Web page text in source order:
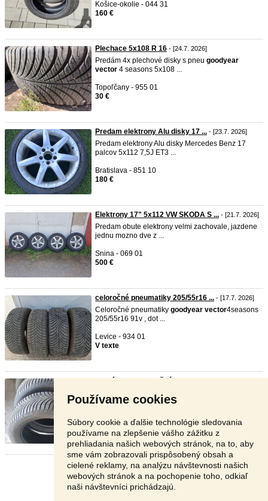
Používame cookies
Súbory cookie a ďalšie technológie sledovania
používame na zlepšenie vášho zážitku z
prehliadania našich webových stránok, na to, aby
sme vám zobrazovali prispôsobený obsah a
cielené reklamy, na analýzu návštevnosti našich
webových stránok a na pochopenie toho, odkiaľ
naši návštevníci prichádzajú.
Košice-okolie - 044 31
160 €
Plechace 5x108 R 16 - [24.7. 2026]
Predám 4x plechové disky s pneu goodyear
vector 4 seasons 5x108 ...
Topoľčany - 955 01
30 €
Predam elektrony Alu disky 17 ... - [23.7. 2026]
Predam elektrony Alu disky Mercedes Benz 17
palcov 5x112 7,5J ET3 ...
Bratislava - 851 10
180 €
Elektrony 17" 5x112 VW SKODA S ... - [21.7. 2026]
Predam obute elektrony velmi zachovale, jazdene
jednu mozno dve z ...
Snina - 069 01
500 €
celoročné pneumatiky 205/55r16 ... - [17.7. 2026]
Celoročné pneumatiky goodyear vector4seasons
205/55r16 91v , dot ...
Levice - 934 01
V texte
Predám 4ks.celoročné pneumatiky
vector4seasons v rozmer ...
Pezinok - 900 01
Stránka: 1 2 Ďalšia